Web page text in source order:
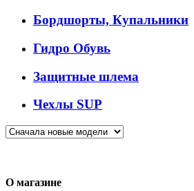
Бордшорты, Купальники
Гидро Обувь
Защитные шлема
Чехлы SUP
О магазине